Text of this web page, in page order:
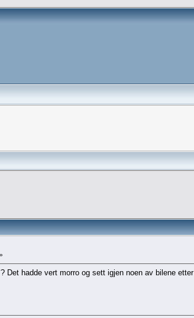
Det hadde vert morro og sett igjen noen av bilene